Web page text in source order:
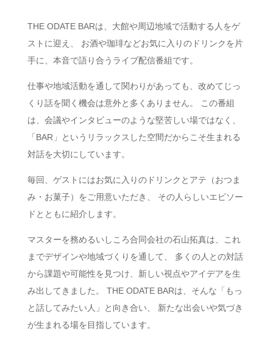
THE ODATE BARは、大館や周辺地域で活動する人をゲ
ストに迎え、 お酒や珈琲などお気に入りのドリンクを片
手に、本音で語り合うライブ配信番組です。
仕事や地域活動を通して関わりがあっても、改めてじっ
くり話を聞く機会は意外と多くありません。 この番組
は、会議やインタビューのような堅苦しい場ではなく、
「BAR」というリラックスした空間だからこそ生まれる
対話を大切にしています。
毎回、ゲストにはお気に入りのドリンクとアテ（おつま
み・お菓子）をご用意いただき、 その人らしいエピソー
ドとともに紹介します。
マスターを務めるいしころ合同会社の石山拓真は、これ
までデザインや地域づくりを通して、 多くの人との対話
から課題や可能性を見つけ、新しい視点やアイデアを生
み出してきました。 THE ODATE BARは、そんな「もっ
と話してみたい人」と向き合い、 新たな出会いや気づき
が生まれる場を目指しています。